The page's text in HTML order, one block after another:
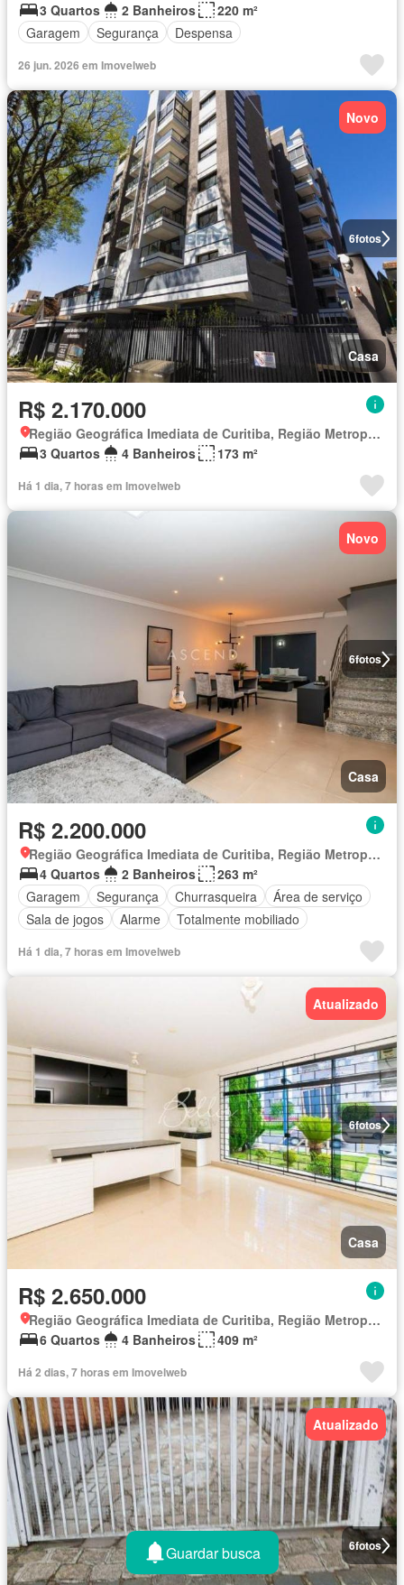
3 Quartos
2 Banheiros
220 m²
Garagem
Segurança Despensa
26 jun. 2026 em Imovelweb
6fotos
Novo
Casa
R$ 2.170.000
Região Geográfica Imediata de Curitiba, Região Metropolitana de Curitiba
3 Quartos
4 Banheiros 173 m²
Há 1 dia, 7 horas em Imovelweb
6fotos
Novo
Casa
R$ 2.200.000
Região Geográfica Imediata de Curitiba, Região Metropolitana de Curitiba
4 Quartos
2 Banheiros
263 m²
Garagem
Segurança Churrasqueira
Área de serviço
Sala de jogos
Alarme Totalmente mobiliado
Há 1 dia, 7 horas em Imovelweb
6fotos
Atualizado
Casa
R$ 2.650.000
Região Geográfica Imediata de Curitiba, Região Metropolitana de Curitiba
6 Quartos
4 Banheiros 409 m²
Há 2 dias, 7 horas em Imovelweb
6fotos
Atualizado
Guardar busca